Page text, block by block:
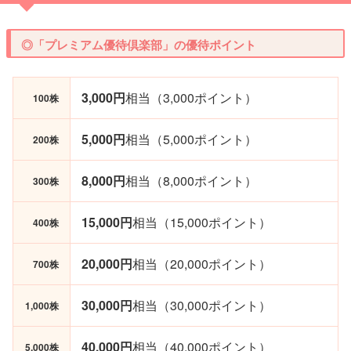
◎「プレミアム優待倶楽部」の優待ポイント
100株 3,000円相当（3,000ポイント）
200株 5,000円相当（5,000ポイント）
300株 8,000円相当（8,000ポイント）
400株 15,000円相当（15,000ポイント）
700株 20,000円相当（20,000ポイント）
1,000株 30,000円相当（30,000ポイント）
5,000株 40,000円相当（40,000ポイント）